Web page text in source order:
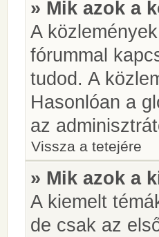
» Mik azok a
A
fórummal
tudod. A
Hasonlóan a
az
Vissza a tetejére
» Mik azok a
A kiemelt
de csak az